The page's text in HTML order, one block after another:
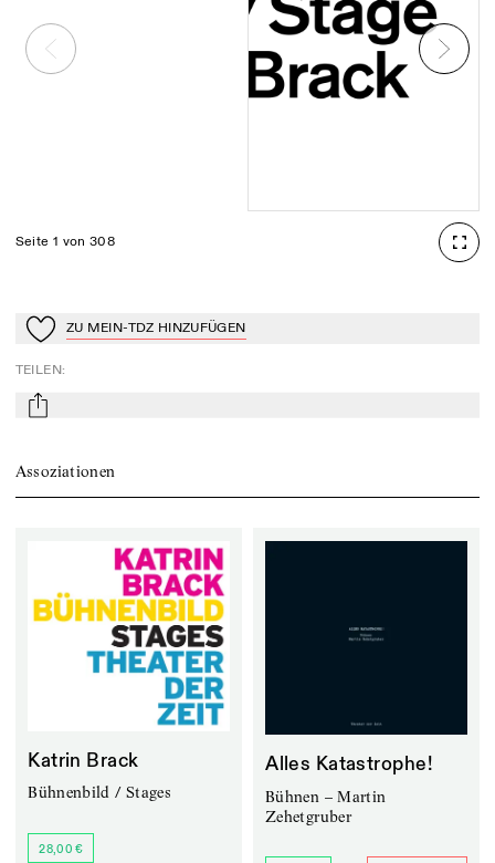
Seite 1 von 308
Zu Mein-TdZ hinzufügen
ZU MEIN-TDZ HINZUFÜGEN
TEILEN:
mail
Assoziationen
Katrin Brack
Bühnenbild / Stages
28,00 €
Alles Katastrophe!
Bühnen – Martin
Zehetgruber